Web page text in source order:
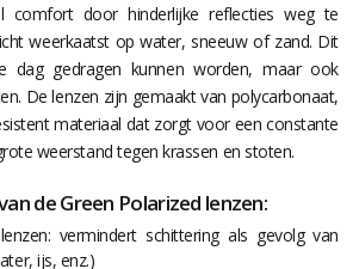
comfort door hinderlijke reflecties weg te
weerkaatst op water, sneeuw of zand. Dit
dag gedragen kunnen worden, maar ook
De lenzen zijn gemaakt van polycarbonaat,
materiaal dat zorgt voor een constante
weerstand tegen krassen en stoten.
de Green Polarized lenzen:
vermindert schittering als gevolg van
ijs, enz.)